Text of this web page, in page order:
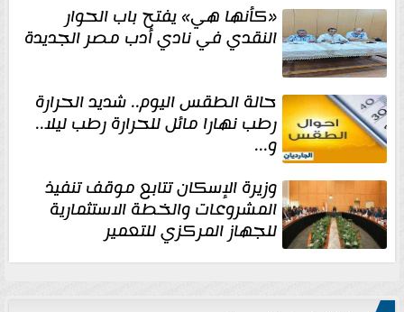
«كأنها هي» يفتح باب الحوار
النقدي في نادي أدب مصر الجديدة
حالة الطقس اليوم.. شديد الحرارة
رطب نهارا مائل للحرارة رطب ليلا..
و...
وزيرة الإسكان تتابع موقف تنفيذ
المشروعات والخطة الاستثمارية
للجهاز المركزي للتعمير